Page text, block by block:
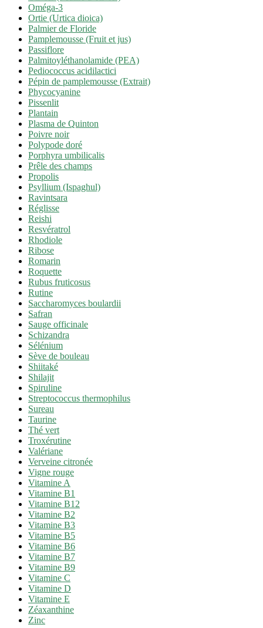
Oméga-3
Ortie (Urtica dioica)
Palmier de Floride
Pamplemousse (Fruit et jus)
Passiflore
Palmitoyléthanolamide (PEA)
Pediococcus acidilactici
Pépin de pamplemousse (Extrait)
Phycocyanine
Pissenlit
Plantain
Plasma de Quinton
Poivre noir
Polypode doré
Porphyra umbilicalis
Prêle des champs
Propolis
Psyllium (Ispaghul)
Ravintsara
Réglisse
Reishi
Resvératrol
Rhodiole
Ribose
Romarin
Roquette
Rubus fruticosus
Rutine
Saccharomyces boulardii
Safran
Sauge officinale
Schizandra
Sélénium
Sève de bouleau
Shiitaké
Shilajit
Spiruline
Streptococcus thermophilus
Sureau
Taurine
Thé vert
Troxérutine
Valériane
Verveine citronée
Vigne rouge
Vitamine A
Vitamine B1
Vitamine B12
Vitamine B2
Vitamine B3
Vitamine B5
Vitamine B6
Vitamine B7
Vitamine B9
Vitamine C
Vitamine D
Vitamine E
Zéaxanthine
Zinc